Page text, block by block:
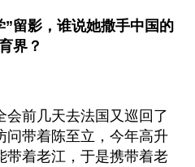
”留影，谁说她撒手中国的
界？
会前几天去法国又巡回了
问带着陈至立，今年高升
带着老江，于是携带着老